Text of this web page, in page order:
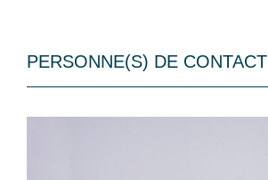
PERSONNE(S) DE CONTACT